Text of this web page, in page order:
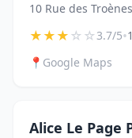
10 Rue des
★★★☆☆3.7/5•
📍 Google Maps
Alice Le Page